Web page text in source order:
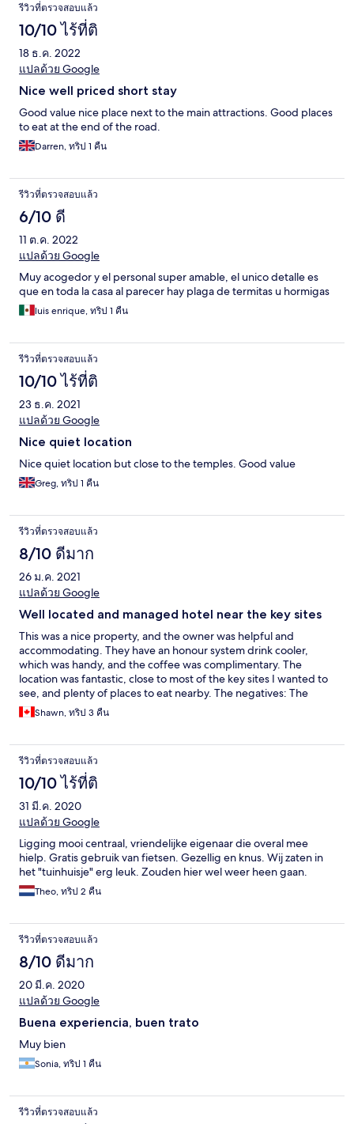
รีวิวที่ตรวจสอบแล้ว
10/10 ไร้ที่ติ
18 ธ.ค. 2022
แปลด้วย Google
Nice well priced short stay
Good value nice place next to the main attractions. Good places
to eat at the end of the road.
Darren, ทริป 1 คืน
รีวิวที่ตรวจสอบแล้ว
6/10 ดี
11 ต.ค. 2022
แปลด้วย Google
Muy acogedor y el personal super amable, el unico detalle es
que en toda la casa al parecer hay plaga de termitas u hormigas
luis enrique, ทริป 1 คืน
รีวิวที่ตรวจสอบแล้ว
10/10 ไร้ที่ติ
23 ธ.ค. 2021
แปลด้วย Google
Nice quiet location
Nice quiet location but close to the temples. Good value
Greg, ทริป 1 คืน
รีวิวที่ตรวจสอบแล้ว
8/10 ดีมาก
26 ม.ค. 2021
แปลด้วย Google
Well located and managed hotel near the key sites
This was a nice property, and the owner was helpful and
accommodating. They have an honour system drink cooler,
which was handy, and the coffee was complimentary. The
location was fantastic, close to most of the key sites I wanted to
see, and plenty of places to eat nearby. The negatives: The
room was small. It was fine for one, but would be a little tight for
more than one. The wifi was fine out on the little sitting area out
But if you were lying at the head of the bed, as you normally
would, the wifi was almost non-existent. So that was
inconvenient. The property has several bikes, but I was told they
were all old and were broken. One of the reviews I saw for the
property said they had bikes for use. I intended to use them, so
they should have at least a couple of them fixed. There are
options, just not the one I hoped for. Overall a good experience,
but with some things that could be improved (especially the wifi
issue, which is critical these days)
Shawn, ทริป 3 คืน
รีวิวที่ตรวจสอบแล้ว
10/10 ไร้ที่ติ
31 มี.ค. 2020
แปลด้วย Google
Ligging mooi centraal, vriendelijke eigenaar die overal mee
hielp. Gratis gebruik van fietsen. Gezellig en knus. Wij zaten in
het "tuinhuisje" erg leuk. Zouden hier wel weer heen gaan.
Theo, ทริป 2 คืน
รีวิวที่ตรวจสอบแล้ว
8/10 ดีมาก
20 มี.ค. 2020
แปลด้วย Google
Buena experiencia, buen trato
Muy bien
Sonia, ทริป 1 คืน
รีวิวที่ตรวจสอบแล้ว